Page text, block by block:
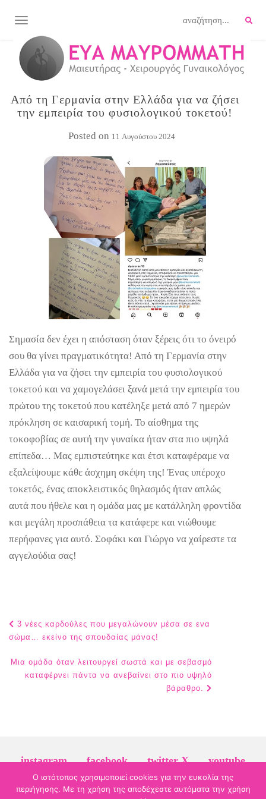
TOGGLE NAVIGATION
Από τη Γερμανία στην Ελλάδα για να ζήσει
την εμπειρία του φυσιολογικού τοκετού!
Posted on 11 Αυγούστου 2024
Σημασία δεν έχει η απόσταση όταν ξέρεις ότι το όνειρό
σου θα γίνει πραγματικότητα! Από τη Γερμανία στην
Ελλάδα για να ζήσει την εμπειρία του φυσιολογικού
τοκετού και να χαμογελάσει ξανά μετά την εμπειρία του
πρώτου της τοκετού που κατέληξε μετά από 7 ημερών
πρόκληση σε καισαρική τομή. Το αίσθημα της
τοκοφοβίας σε αυτή την γυναίκα ήταν στα πιο υψηλά
επίπεδα… Μας εμπιστεύτηκε και έτσι καταφέραμε να
εξαλείψουμε κάθε άσχημη σκέψη της! Ένας υπέροχο
τοκετός, ένας αποκλειστικός θηλασμός ήταν απλώς
αυτά που ήθελε και η ομάδα μας με κατάλληλη φροντίδα
και μεγάλη προσπάθεια τα κατάφερε και νιώθουμε
περήφανες για αυτό. Σοφάκι και Γιώργο να χαίρεστε τα
αγγελούδια σας!
Post
navigation
3 νέες καρδούλες που μεγαλώνουν μέσα σε ενα
σώμα… εκείνο της σπουδαίας μάνας!
Μια ομάδα όταν λειτουργεί σωστά και με σεβασμό
καταφέρνει πάντα να ανεβαίνει στο πιο υψηλό
βάραθρο.
instagram facebook twitter X
youtube
linkedin
Ο ιστότοπος χρησιμοποιεί cookies για την ευκολία της
περιήγησης. Με τη χρήση της αποδέχεστε αυτόματα την χρήση